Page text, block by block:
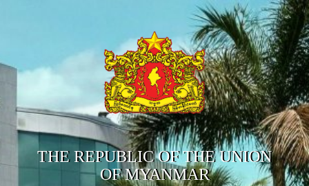
THE REPUBLIC OF THE UNION
OF MYANMAR